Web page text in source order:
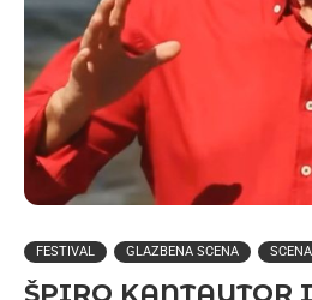
FESTIVAL GLAZBENA SCENA SCENA
ŠPIRO KANTAUTOR